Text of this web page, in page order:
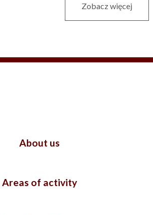
Zobacz więcej
About us
Areas of activity